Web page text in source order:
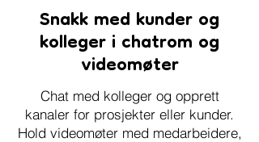
Snakk med kunder og
kolleger i chatrom og
videomøter
Chat med kolleger og opprett
kanaler for prosjekter eller kunder.
Hold videomøter med medarbeidere,